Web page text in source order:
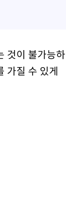
것이 불가능하
가질 수 있게